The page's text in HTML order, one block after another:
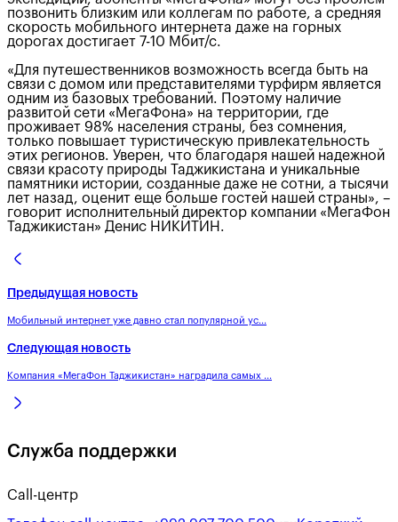
позвонить близким или коллегам по работе, а средняя
скорость мобильного интернета даже на горных
дорогах достигает 7-10 Мбит/с.
«Для путешественников возможность всегда быть на
связи с домом или представителями турфирм является
одним из базовых требований. Поэтому наличие
развитой сети «МегаФона» на территории, где
проживает 98% населения страны, без сомнения,
только повышает туристическую привлекательность
этих регионов. Уверен, что благодаря нашей надежной
связи красоту природы Таджикистана и уникальные
памятники истории, созданные даже не сотни, а тысячи
лет назад, оценит еще больше гостей нашей страны», –
говорит исполнительный директор компании «МегаФон
Таджикистан» Денис НИКИТИН.
Предыдущая новость
Мобильный интернет уже давно стал популярной ус...
Следующая новость
Компания «МегаФон Таджикистан» наградила самых ...
Служба поддержки
Call-центр